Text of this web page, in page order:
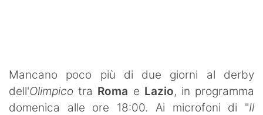
Mancano poco più di due giorni al derby
dell'Olimpico tra Roma e Lazio, in programma
domenica alle ore 18:00. Ai microfoni di "Il